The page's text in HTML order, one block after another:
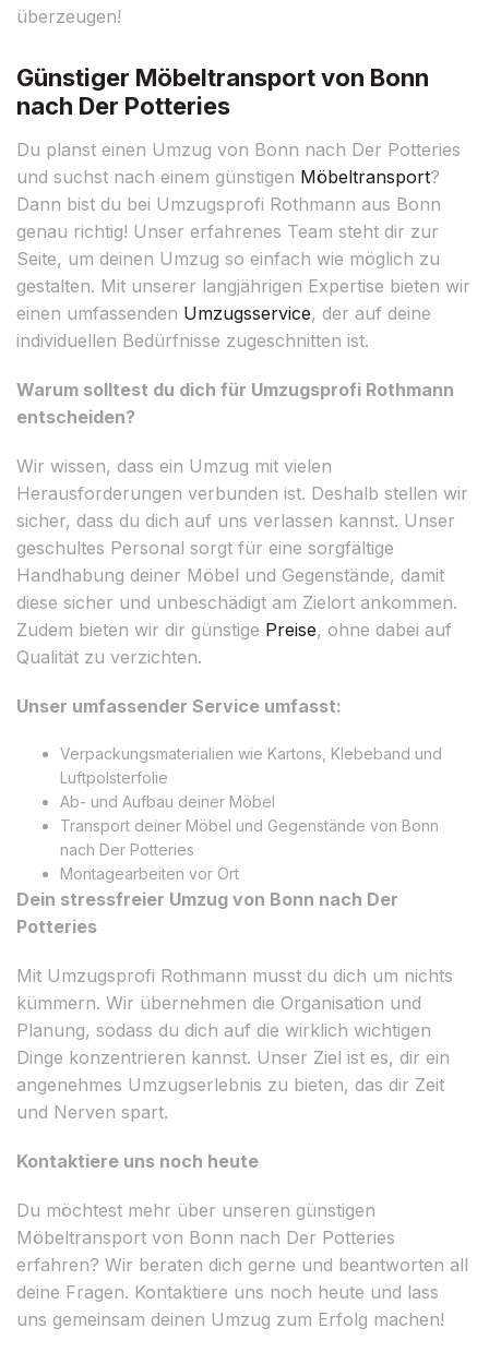
überzeugen!
Günstiger Möbeltransport von Bonn
nach Der Potteries
Du planst einen Umzug von Bonn nach Der Potteries
und suchst nach einem günstigen Möbeltransport?
Dann bist du bei Umzugsprofi Rothmann aus Bonn
genau richtig! Unser erfahrenes Team steht dir zur
Seite, um deinen Umzug so einfach wie möglich zu
gestalten. Mit unserer langjährigen Expertise bieten wir
einen umfassenden Umzugsservice, der auf deine
individuellen Bedürfnisse zugeschnitten ist.
Warum solltest du dich für Umzugsprofi Rothmann
entscheiden?
Wir wissen, dass ein Umzug mit vielen
Herausforderungen verbunden ist. Deshalb stellen wir
sicher, dass du dich auf uns verlassen kannst. Unser
geschultes Personal sorgt für eine sorgfältige
Handhabung deiner Möbel und Gegenstände, damit
diese sicher und unbeschädigt am Zielort ankommen.
Zudem bieten wir dir günstige Preise, ohne dabei auf
Qualität zu verzichten.
Unser umfassender Service umfasst:
Verpackungsmaterialien wie Kartons, Klebeband und
Luftpolsterfolie
Ab- und Aufbau deiner Möbel
Transport deiner Möbel und Gegenstände von Bonn
nach Der Potteries
Montagearbeiten vor Ort
Dein stressfreier Umzug von Bonn nach Der
Potteries
Mit Umzugsprofi Rothmann musst du dich um nichts
kümmern. Wir übernehmen die Organisation und
Planung, sodass du dich auf die wirklich wichtigen
Dinge konzentrieren kannst. Unser Ziel ist es, dir ein
angenehmes Umzugserlebnis zu bieten, das dir Zeit
und Nerven spart.
Kontaktiere uns noch heute
Du möchtest mehr über unseren günstigen
Möbeltransport von Bonn nach Der Potteries
erfahren? Wir beraten dich gerne und beantworten all
deine Fragen. Kontaktiere uns noch heute und lass
uns gemeinsam deinen Umzug zum Erfolg machen!